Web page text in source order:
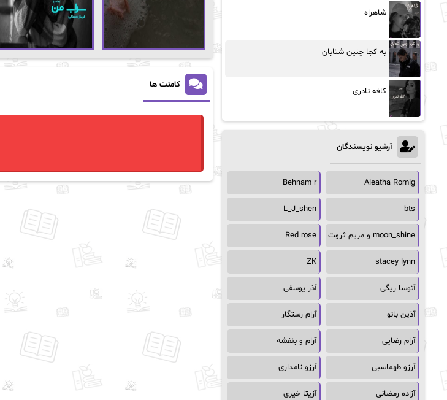
کامنت ها
شاهراه
به کجا چنین شتابان
کافه نادری
آرشیو نویسندگان
Aleatha Romig
Behnam r
bts
L_J_shen
moon_shine و مریم ثروت Red rose
stacey lynn
ZK
آتوسا ریگی آذر یوسفی
آذین بانو آرام رستگار
آرام رضایی آرام و بنفشه
آرزو طهماسبی آرزو نامداری
آزاده رمضانی آزیتا خیری